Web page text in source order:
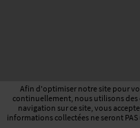
Afin d'optimiser notre site pour
continuellement, nous utilisons
navigation sur ce site, vous
informations collectées ne seront